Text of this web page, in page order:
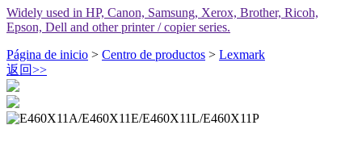
Widely used in HP, Canon, Samsung, Xerox, Brother, Ricoh,
Epson, Dell and other printer / copier series.
Página de inicio > Centro de productos > Lexmark
返回>>